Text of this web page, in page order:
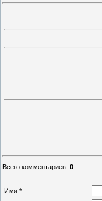
Всего комментариев: 0
Имя *: